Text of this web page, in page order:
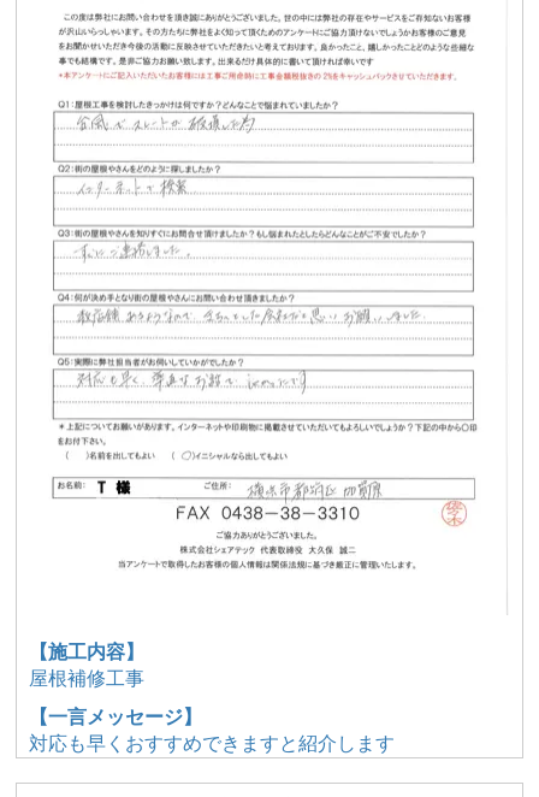
【施工内容】
屋根補修工事
【一言メッセージ】
対応も早くおすすめできますと紹介します